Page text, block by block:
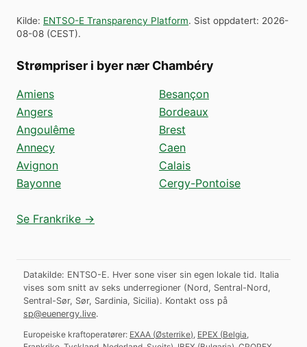
Kilde: ENTSO-E Transparency Platform. Sist oppdatert: 2026-
08-08 (CEST).
Strømpriser i byer nær Chambéry
Amiens
Angers
Angoulême
Annecy
Avignon
Bayonne
Besançon
Bordeaux
Brest
Caen
Calais
Cergy-Pontoise
Se Frankrike →
Datakilde: ENTSO-E. Hver sone viser sin egen lokale tid. Italia
vises som snitt av seks underregioner (Nord, Sentral-Nord,
Sentral-Sør, Sør, Sardinia, Sicilia). Kontakt oss på
sp@euenergy.live.
Europeiske kraftoperatører: EXAA (Østerrike) EPEX (Belgia,